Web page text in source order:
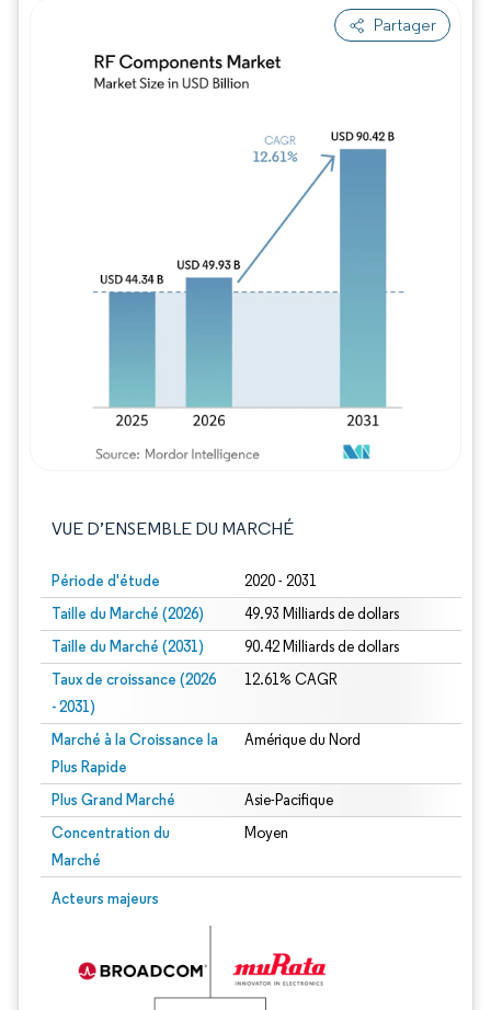
Partager
VUE D’ENSEMBLE DU MARCHÉ
Période d'étude 2020 - 2031
Taille du Marché (2026) 49.93 Milliards de dollars
Taille du Marché (2031) 90.42 Milliards de dollars
Taux de croissance (2026
- 2031)
12.61% CAGR
Marché à la Croissance la
Plus Rapide
Amérique du Nord
Plus Grand Marché Asie-Pacifique
Concentration du
Marché
Moyen
Acteurs majeurs
Image © Mordor Intelligence. La réutilisation nécessite une attribution sous CC
Image © Mordor Intelligence. La